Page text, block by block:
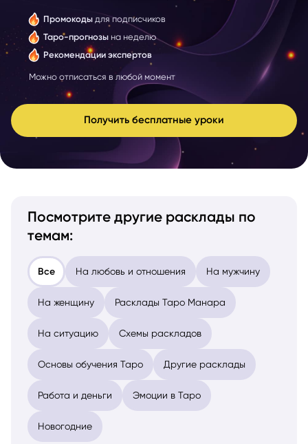
Промокоды для подписчиков
Таро-прогнозы на неделю
Рекомендации экспертов
Можно отписаться в любой момент
Получить бесплатные уроки
Посмотрите другие расклады по
темам:
Все На любовь и отношения На мужчину
На женщину Расклады Таро Манара
На ситуацию Схемы раскладов
Основы обучения Таро Другие расклады
Работа и деньги Эмоции в Таро
Новогодние